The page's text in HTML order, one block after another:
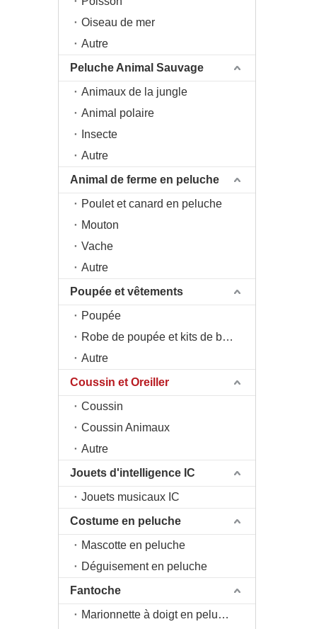
Oiseau de mer
Autre
Peluche Animal Sauvage
Animaux de la jungle
Animal polaire
Insecte
Autre
Animal de ferme en peluche
Poulet et canard en peluche
Mouton
Vache
Autre
Poupée et vêtements
Poupée
Robe de poupée et kits de bricolage
Autre
Coussin et Oreiller
Coussin
Coussin Animaux
Autre
Jouets d'intelligence IC
Jouets musicaux IC
Costume en peluche
Mascotte en peluche
Déguisement en peluche
Fantoche
Marionnette à doigt en peluche